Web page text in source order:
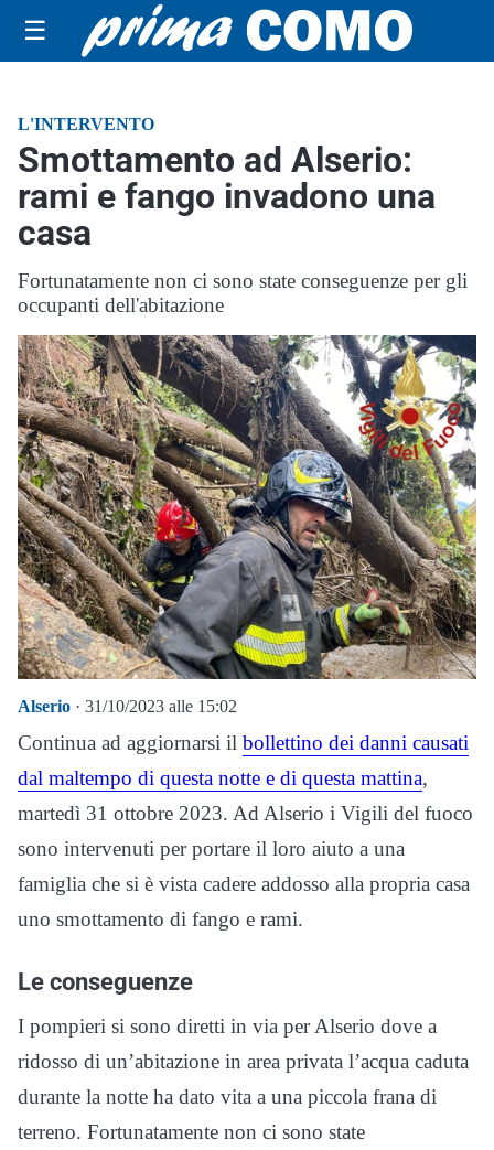
☰
L'INTERVENTO
Smottamento ad Alserio:
rami e fango invadono una
casa
Fortunatamente non ci sono state conseguenze per gli
occupanti dell'abitazione
Alserio · 31/10/2023 alle 15:02
Continua ad aggiornarsi il bollettino dei danni causati
dal maltempo di questa notte e di questa mattina,
martedì 31 ottobre 2023. Ad Alserio i Vigili del fuoco
sono intervenuti per portare il loro aiuto a una
famiglia che si è vista cadere addosso alla propria casa
uno smottamento di fango e rami.
Le conseguenze
I pompieri si sono diretti in via per Alserio dove a
ridosso di un’abitazione in area privata l’acqua caduta
durante la notte ha dato vita a una piccola frana di
terreno. Fortunatamente non ci sono state